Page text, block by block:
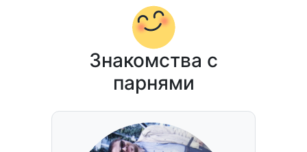
Знакомства с
парнями